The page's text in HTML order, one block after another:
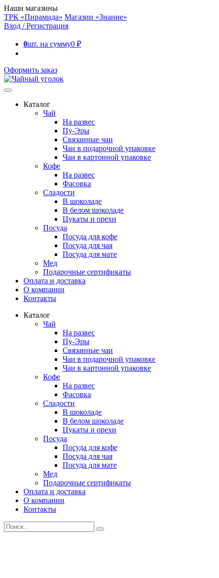
Наши магазины
ТРК «Пирамида» Магазин «Знание»
Вход / Регистрация
0шт. на сумму0 ₽
Оформить заказ
Каталог
Чай
На развес
Пу-Эры
Связанные чаи
Чаи в подарочной упаковке
Чаи в картонной упаковке
Кофе
На развес
Фасовка
Сладости
В шоколаде
В белом шоколаде
Цукаты и орехи
Посуда
Посуда для кофе
Посуда для чая
Посуда для мате
Мед
Подарочные сертификаты
Оплата и доставка
О компании
Контакты
Каталог
Чай
На развес
Пу-Эры
Связанные чаи
Чаи в подарочной упаковке
Чаи в картонной упаковке
Кофе
На развес
Фасовка
Сладости
В шоколаде
В белом шоколаде
Цукаты и орехи
Посуда
Посуда для кофе
Посуда для чая
Посуда для мате
Мед
Подарочные сертификаты
Оплата и доставка
О компании
Контакты
Искать: